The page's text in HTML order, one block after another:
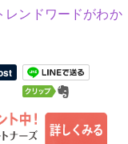
レンドワードがわか